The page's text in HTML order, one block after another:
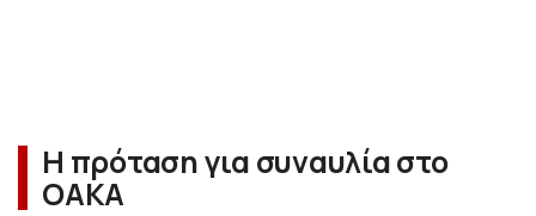
Η πρόταση για συναυλία στο
ΟΑΚΑ